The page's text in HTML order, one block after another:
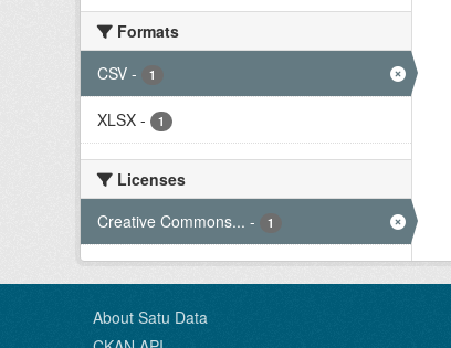
Formats
CSV - 1
XLSX - 1
Licenses
Creative Commons... - 1
About Satu Data